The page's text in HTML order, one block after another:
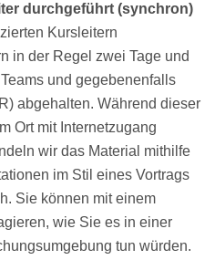
durchgeführt (synchron)
Kursleitern
in der Regel zwei Tage und
und gegebenenfalls
abgehalten. Während dieser
Ort mit Internetzugang
wir das Material mithilfe
im Stil eines Vortrags
Sie können mit einem
wie Sie es in einer
tun würden.